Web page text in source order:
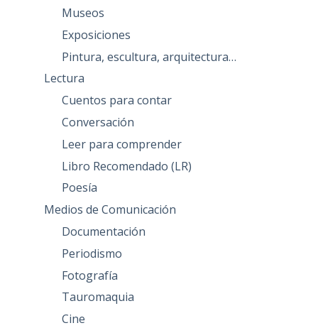
Museos
Exposiciones
Pintura, escultura, arquitectura…
Lectura
Cuentos para contar
Conversación
Leer para comprender
Libro Recomendado (LR)
Poesía
Medios de Comunicación
Documentación
Periodismo
Fotografía
Tauromaquia
Cine